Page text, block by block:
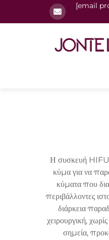
[email
Η συσκευή HIFU
κύμα για να
κύματα που
περιβάλλοντες
διάρκεια
χειρουργική,
σημεία,